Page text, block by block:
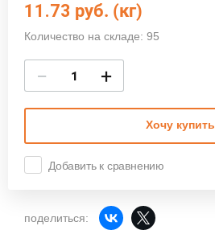
11.73 руб. (кг)
Количество на складе: 95
− +
Хочу купить
Добавить к сравнению
поделиться: